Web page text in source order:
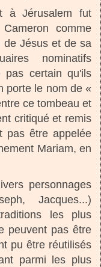
à Jérusalem fut
comme
de Jésus et de sa
nominatifs
pas certain qu'ils
porte le nom de «
ce tombeau et
critiqué et remis
pas être appelée
Mariam, en
personnages
Jacques...)
les plus
peuvent pas être
pu être réutilisés
parmi les plus